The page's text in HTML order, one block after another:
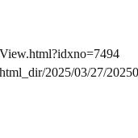
2025/03/27/